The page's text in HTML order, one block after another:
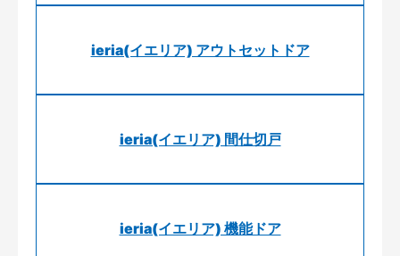
ieria(イエリア) アウトセットドア
ieria(イエリア) 間仕切戸
ieria(イエリア) 機能ドア